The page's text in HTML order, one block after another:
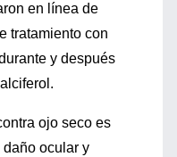
en línea de
tratamiento con
y después
ojo seco es
daño ocular y